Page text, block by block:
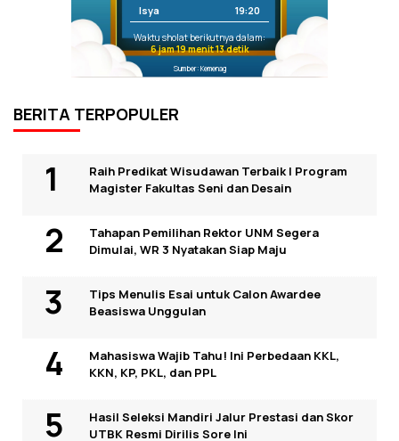
Isya 19:20
Waktu sholat berikutnya dalam:
6 jam 19 menit 13 detik
Sumber: Kemenag
BERITA TERPOPULER
Raih Predikat Wisudawan Terbaik I Program
Magister Fakultas Seni dan Desain
Tahapan Pemilihan Rektor UNM Segera
Dimulai, WR 3 Nyatakan Siap Maju
Tips Menulis Esai untuk Calon Awardee
Beasiswa Unggulan
Mahasiswa Wajib Tahu! Ini Perbedaan KKL,
KKN, KP, PKL, dan PPL
Hasil Seleksi Mandiri Jalur Prestasi dan Skor
UTBK Resmi Dirilis Sore Ini